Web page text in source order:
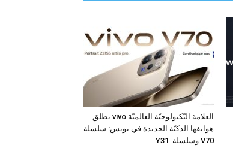
العلامة التّكنولوجيّة العالميّة vivo تطلق
هواتفها الذكيّة الجديدة في تونس: سلسلة
V70 وسلسلة Y31